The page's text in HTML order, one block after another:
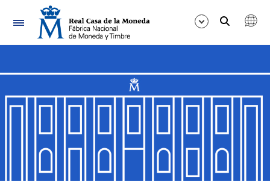
Navigation
Show/Hide
Show/Hide
Show/Hide